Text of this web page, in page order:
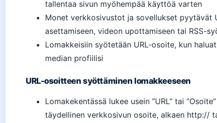
tallentaa sivun myöhempää käyttöä varten
Monet verkkosivustot ja sovellukset pyytävät
asettamiseen, videon upottamiseen tai RSS-
Lomakkeisiin syötetään URL-osoite, kun
median profiilisi
URL-osoitteen syöttäminen lomakkeeseen
Lomakekentässä lukee usein ”URL” tai
täydellinen verkkosivun osoite, alkaen http://